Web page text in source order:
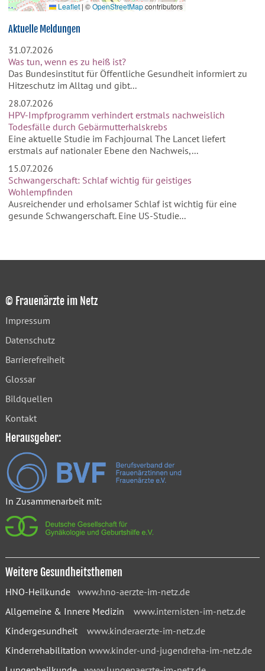
Leaflet| ©OpenStreetMapcontributors
Aktuelle Meldungen
31.07.2026
Was tun, wenn es zu heiß ist?
Das Bundesinstitut für Öffentliche Gesundheit informiert zu
Hitzeschutz im Alltag und gibt...
28.07.2026
HPV-Impfprogramm verhindert erstmals nachweislich
Todesfälle durch Gebärmutterhalskrebs
Eine aktuelle Studie im Fachjournal The Lancet liefert
erstmals auf nationaler Ebene den Nachweis,...
15.07.2026
Schwangerschaft: Schlaf wichtig für geistiges
Wohlempfinden
Ausreichender und erholsamer Schlaf ist wichtig für eine
gesunde Schwangerschaft. Eine US-Studie...
© Frauenärzte im Netz
Impressum
Datenschutz
Barrierefreiheit
Glossar
Bildquellen
Kontakt
Herausgeber:
In Zusammenarbeit mit:
Weitere Gesundheitsthemen
HNO-Heilkunde www.hno-aerzte-im-netz.de
Allgemeine & Innere Medizin www.internisten-im-netz.de
Kindergesundheit www.kinderaerzte-im-netz.de
Kinderrehabilitation www.kinder-und-jugendreha-im-netz.de